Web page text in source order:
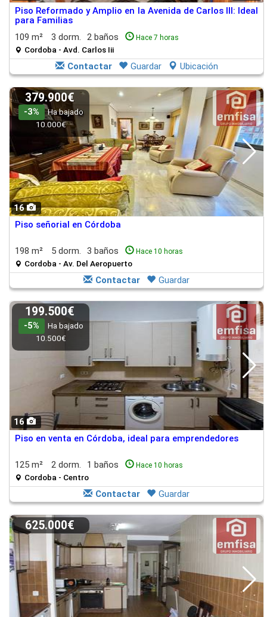
Piso Reformado y Amplio en la Avenida de Carlos III: Ideal
para Familias
109 m²
3 dorm. 2 baños Hace 7 horas
Cordoba - Avd. Carlos Iii
Contactar Guardar Ubicación
16
379.900€
-3%
Ha bajado
10.000€
Piso señorial en Córdoba
198 m² 5 dorm. 3 baños Hace 10 horas
Cordoba - Av. Del Aeropuerto
Contactar Guardar
16
199.500€
-5%
Ha bajado
10.500€
Piso en venta en Córdoba, ideal para emprendedores
125 m² 2 dorm. 1 baños Hace 10 horas
Cordoba - Centro
Contactar Guardar
625.000€